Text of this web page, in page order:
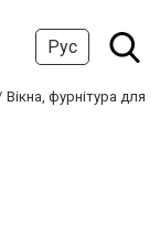
Рус
Вікна, фурнітура для